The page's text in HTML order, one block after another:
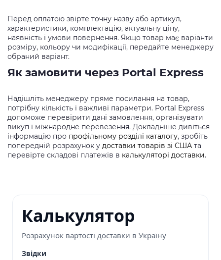
Перед оплатою звірте точну назву або артикул,
характеристики, комплектацію, актуальну ціну,
наявність і умови повернення. Якщо товар має варіанти
розміру, кольору чи модифікації, передайте менеджеру
обраний варіант.
Як замовити через Portal Express
Надішліть менеджеру пряме посилання на товар,
потрібну кількість і важливі параметри. Portal Express
допоможе перевірити дані замовлення, організувати
викуп і міжнародне перевезення. Докладніше дивіться
інформацію про профільному розділі каталогу, зробіть
попередній розрахунок у доставки товарів зі США та
перевірте складові платежів в калькуляторі доставки.
Калькулятор
Розрахунок вартості доставки в Україну
Звідки